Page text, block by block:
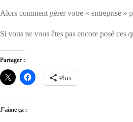
Alors comment gérer votre « entreprise »
Si vous ne vous êtes pas encore posé
Partager :
Plus
J’aime ça :